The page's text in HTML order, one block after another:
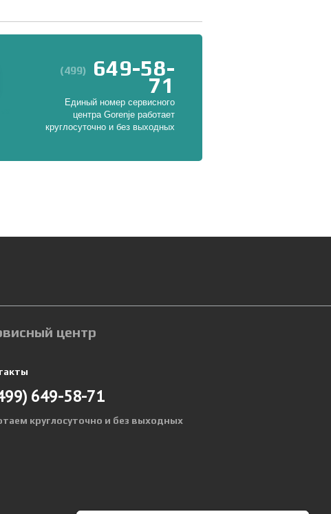
(499) 649-58-
71
Единый номер сервисного
центра Gorenje работает
круглосуточно и без выходных
центр
649-58-71
круглосуточно и без выходных